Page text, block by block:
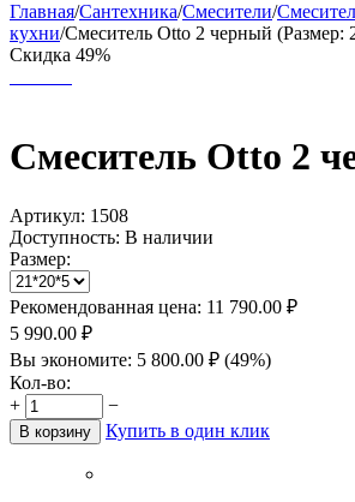
Главная/Сантехника/Смесители/
кухни/Смеситель Otto 2 черный (Размер:
Скидка 49%
Смеситель Otto 2
Артикул: 1508
Доступность: В наличии
Размер:
Рекомендованная цена: 11 790.00 ₽
5 990.00 ₽
Вы экономите: 5 800.00 ₽ (49%)
Кол-во:
+
−
В корзину Купить в один клик